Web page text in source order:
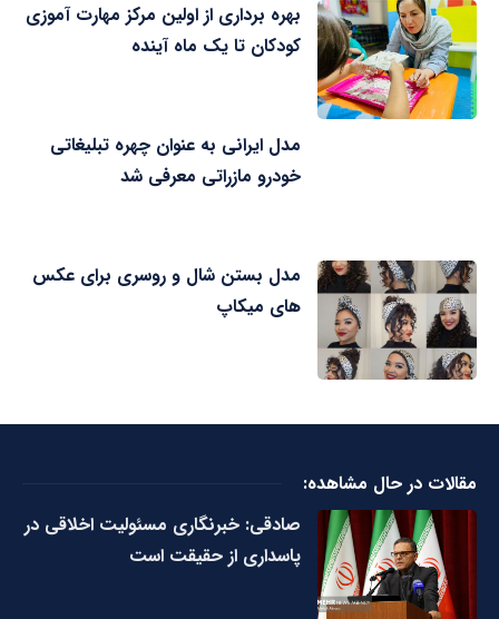
بهره برداری از اولین مرکز مهارت آموزی
کودکان تا یک ماه آینده
مدل ایرانی به عنوان چهره تبلیغاتی
خودرو مازراتی معرفی شد
مدل بستن شال و روسری برای عکس
های میکاپ
مقالات در حال مشاهده:
صادقی: خبرنگاری مسئولیت اخلاقی در
پاسداری از حقیقت است